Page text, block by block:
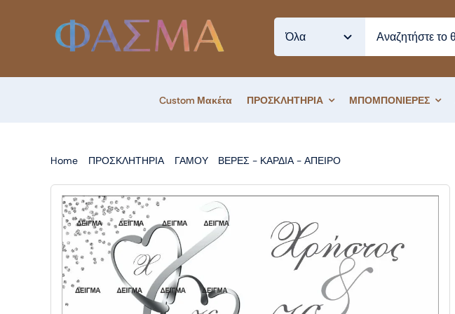
Custom Μακέτα ΠΡΟΣΚΛΗΤΗΡΙΑ ΜΠΟΜΠΟΝΙΕΡΕΣ
Home ΠΡΟΣΚΛΗΤΗΡΙΑ ΓΑΜΟΥ ΒΕΡΕΣ - ΚΑΡΔΙΑ - ΑΠΕΙΡΟ